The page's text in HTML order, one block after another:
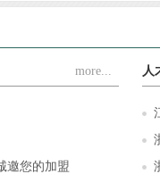
more...
邀您的加盟
人